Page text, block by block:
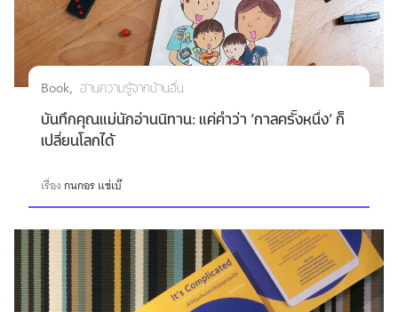
Book อ่านความรู้จากบ้านอื่น
บันทึกคุณแม่นักอ่านนิทาน: แค่คำว่า ‘กาลครั้งหนึ่ง’ ก็
เปลี่ยนโลกได้
เรื่องกนกอร แซ่เบ๊